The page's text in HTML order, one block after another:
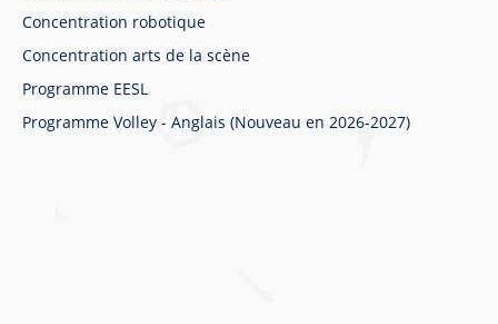
Concentration robotique
Concentration arts de la scène
Programme EESL
Programme Volley - Anglais (Nouveau en 2026-2027)